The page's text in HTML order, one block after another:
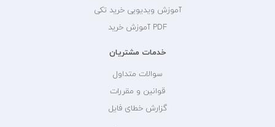
آموزش ویدیویی خرید تکی
PDF آموزش خرید
خدمات مشتریان
سوالات متداول
قوانین و مقررات
گزارش خطای فایل